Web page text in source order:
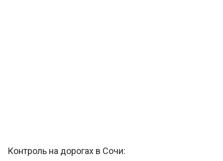
Контроль на дорогах в Сочи: